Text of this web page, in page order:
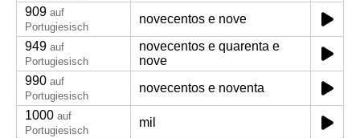
909 auf
Portugiesisch
novecentos e nove
949 auf
Portugiesisch
novecentos e quarenta e
nove
990 auf
Portugiesisch
novecentos e noventa
1000 auf
Portugiesisch
mil